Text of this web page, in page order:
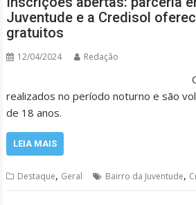
Juventude e a Credisol
gratuitos
12/04/2024 Redação
realizados no período noturno e são
de 18 anos.
LEIA MAIS
Destaque, Geral Bairro da Juventude,